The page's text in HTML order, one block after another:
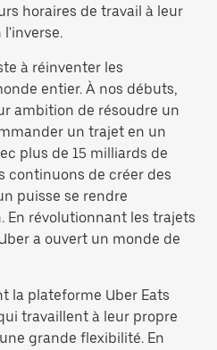
horaires de travail à leur
à réinventer les
entier. À nos débuts,
ambition de résoudre un
un trajet en un
plus de 15 milliards de
continuons de créer des
puisse se rendre
En révolutionnant les trajets
a ouvert un monde de
la plateforme Uber Eats
travaillent à leur propre
grande flexibilité. En